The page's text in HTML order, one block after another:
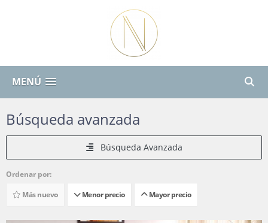
MENÚ
Búsqueda avanzada
Búsqueda Avanzada
Ordenar por:
Más nuevo
Menor precio Mayor precio